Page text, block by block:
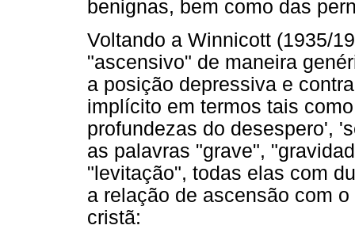
benignas, bem como das
Voltando a Winnicott (1935/
"ascensivo" de maneira
a posição depressiva e
implícito em termos tais
profundezas do desespero',
as palavras "grave",
"levitação", todas elas com
a relação de ascensão com
cristã: